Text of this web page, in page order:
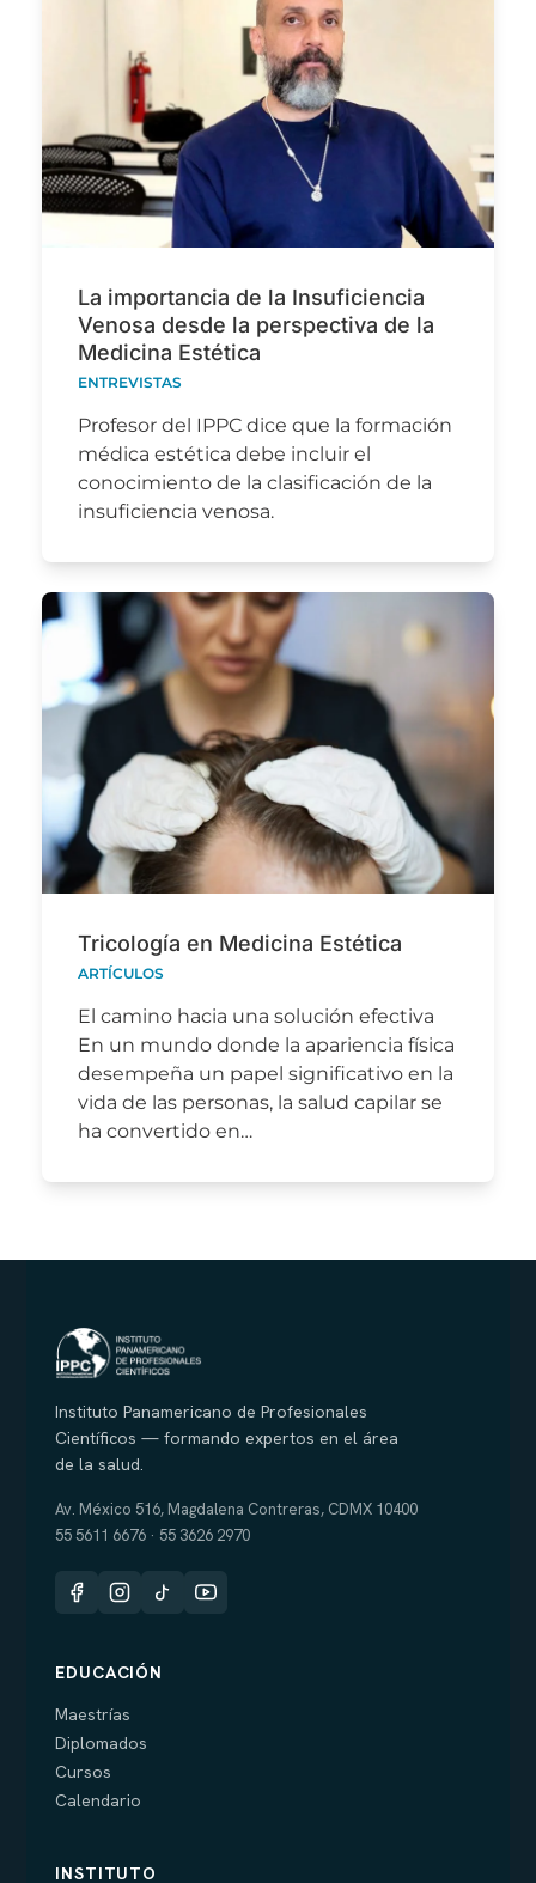
La importancia de la Insuficiencia
Venosa desde la perspectiva de la
Medicina Estética
ENTREVISTAS
Profesor del IPPC dice que la formación
médica estética debe incluir el
conocimiento de la clasificación de la
insuficiencia venosa.
Tricología en Medicina Estética
ARTÍCULOS
El camino hacia una solución efectiva
En un mundo donde la apariencia física
desempeña un papel significativo en la
vida de las personas, la salud capilar se
ha convertido en…
Instituto Panamericano de Profesionales
Científicos — formando expertos en el área
de la salud.
Av. México 516, Magdalena Contreras, CDMX 10400
55 5611 6676 · 55 3626 2970
EDUCACIÓN
Maestrías
Diplomados
Cursos
Calendario
INSTITUTO